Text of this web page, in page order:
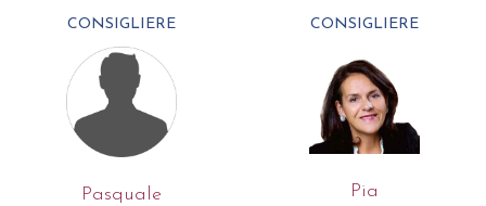
CONSIGLIERE CONSIGLIERE
Pasquale
Pia